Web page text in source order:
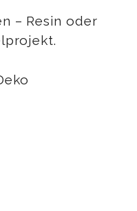
– Resin oder